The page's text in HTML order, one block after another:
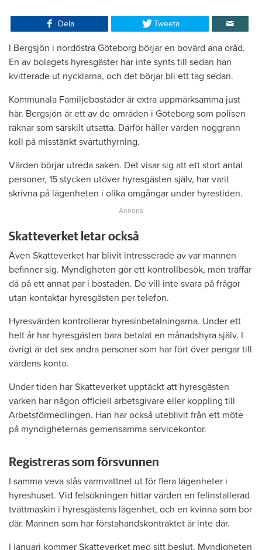
Dela Tweeta
I Bergsjön i nordöstra Göteborg börjar en bovärd ana oråd.
En av bolagets hyresgäster har inte synts till sedan han
kvitterade ut nycklarna, och det börjar bli ett tag sedan.
Kommunala Familjebostäder är extra uppmärksamma just
här. Bergsjön är ett av de områden i Göteborg som polisen
räknar som särskilt utsatta. Därför håller värden noggrann
koll på misstänkt svartuthyrning.
Värden börjar utreda saken. Det visar sig att ett stort antal
personer, 15 stycken utöver hyresgästen själv, har varit
skrivna på lägenheten i olika omgångar under hyrestiden.
Skatteverket letar också
Även Skatteverket har blivit intresserade av var mannen
befinner sig. Myndigheten gör ett kontrollbesök, men träffar
då på ett annat par i bostaden. De vill inte svara på frågor
utan kontaktar hyresgästen per telefon.
Hyresvärden kontrollerar hyresinbetalningarna. Under ett
helt år har hyresgästen bara betalat en månadshyra själv. I
övrigt är det sex andra personer som har fört över pengar till
värdens konto.
Under tiden har Skatteverket upptäckt att hyresgästen
varken har någon officiell arbetsgivare eller koppling till
Arbetsförmedlingen. Han har också uteblivit från ett möte
på myndigheternas gemensamma servicekontor.
Registreras som försvunnen
I samma veva slås varmvattnet ut för flera lägenheter i
hyreshuset. Vid felsökningen hittar värden en felinstallerad
tvättmaskin i hyresgästens lägenhet, och en kvinna som bor
där. Mannen som har förstahandskontraktet är inte där.
I januari kommer Skatteverket med sitt beslut. Myndigheten